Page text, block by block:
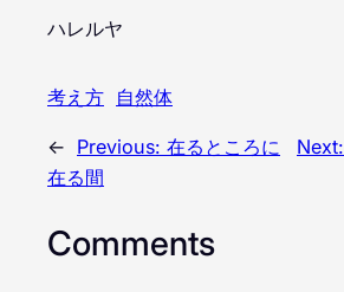
ハレルヤ
考え方 自然体
← Previous: 在るところに
在る間
Next:
Comments